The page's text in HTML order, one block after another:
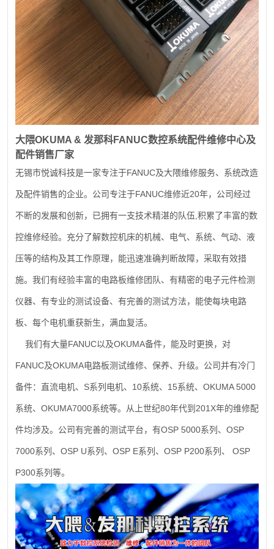
大隈OKUMA & 发那科FANUC数控系统配件维修中心及
配件销售厂家
无锡市悦诚科技是一家专注于FANUC及大隈维修服务、系统改造
及配件销售的企业。公司专注于FANUC维修近20年，公司经过
不断的发展和创新，已拥有一支技术精湛的队伍 积累了丰富的数
控维修经验。充分了解数控机床的机械、电气、系统、气动、液
压等的结构及其工作原理，能迅速准确判断故障，采取有效措
施。我们有经验丰富的电路板维修团队、有精密的电子元件检测
仪器、有专业的测试设备、有完善的测试方法，能使每块电路
板、每个电机重获新生，满血复活。
我们有大量FANUC以及OKUMA备件，能及时更换，对
FANUC及OKUMA电路板测试维修、保养、升级。公司并有冷门
备件：直流电机、 S系列电机、 10系统、 15系统、 OKUMA 5000
系统、 OKUMA7000系统等。从上世纪80年代到 201X年的维修配
件均涉及。公司有完善的测试平台，有OSP 5000系列、 OSP
7000系列、 OSP U系列、 OSP E系列、 OSP P200系列、 OSP
P300系列等。